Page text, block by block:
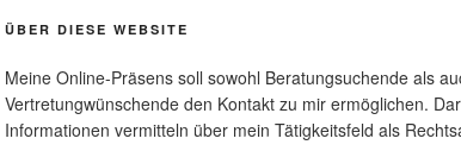
ÜBER DIESE WEBSITE
Meine Online-Präsens soll sowohl Beratungsuchende als
Vertretungwünschende den Kontakt zu mir ermöglichen.
Informationen vermitteln über mein Tätigkeitsfeld als